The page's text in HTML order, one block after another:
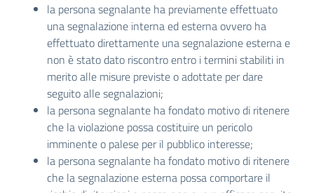
la persona segnalante ha previamente effettuato
una segnalazione interna ed esterna ovvero ha
effettuato direttamente una segnalazione esterna e
non è stato dato riscontro entro i termini stabiliti in
merito alle misure previste o adottate per dare
seguito alle segnalazioni;
la persona segnalante ha fondato motivo di ritenere
che la violazione possa costituire un pericolo
imminente o palese per il pubblico interesse;
la persona segnalante ha fondato motivo di ritenere
che la segnalazione esterna possa comportare il